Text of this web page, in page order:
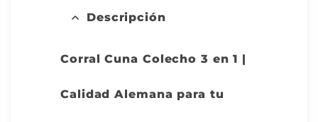
Descripción
Corral Cuna Colecho 3 en 1 |
Calidad Alemana para tu